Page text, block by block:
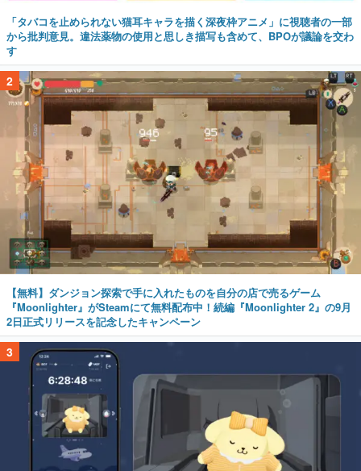
「タバコを止められない猫耳キャラを描く深夜枠アニメ」に視聴者の一部
から批判意見。違法薬物の使用と思しき描写も含めて、BPOが議論を交わ
す
2
【無料】ダンジョン探索で手に入れたものを自分の店で売るゲーム
『Moonlighter』がSteamにて無料配布中！続編『Moonlighter 2』の9月
2日正式リリースを記念したキャンペーン
3